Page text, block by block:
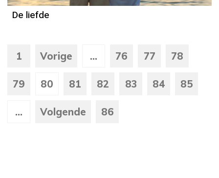
De liefde
1 Vorige ... 76 77 78
79 80 81 82 83 84 85
... Volgende 86